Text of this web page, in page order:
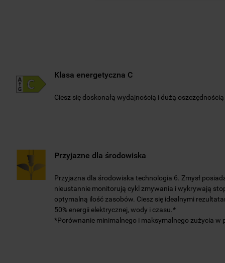
Klasa energetyczna C
Ciesz się doskonałą wydajnością i dużą
Przyjazne dla środowiska
Przyjazna dla środowiska technologia 6. Zmysł
nieustannie monitorują cykl zmywania i wykrywają
optymalną ilość zasobów. Ciesz się idealnymi
50% energii elektrycznej, wody i czasu.*
*Porównanie minimalnego i maksymalnego zużycia w